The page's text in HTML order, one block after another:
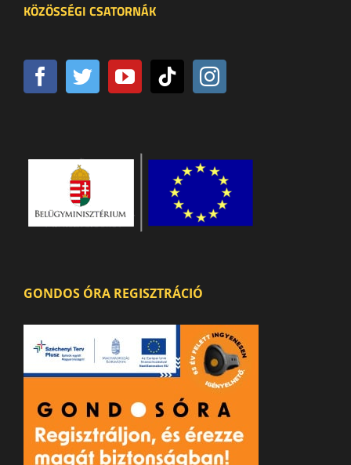
KÖZÖSSÉGI CSATORNÁK
GONDOS ÓRA REGISZTRÁCIÓ